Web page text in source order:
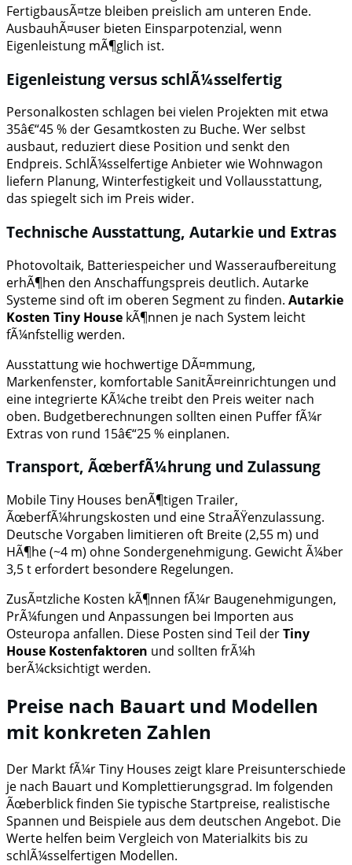
FertigbausÃ¤tze bleiben preislich am unteren Ende.
AusbauhÃ¤user bieten Einsparpotenzial, wenn
Eigenleistung mÃ¶glich ist.
Eigenleistung versus schlÃ¼sselfertig
Personalkosten schlagen bei vielen Projekten mit etwa
35â€“45 % der Gesamtkosten zu Buche. Wer selbst
ausbaut, reduziert diese Position und senkt den
Endpreis. SchlÃ¼sselfertige Anbieter wie Wohnwagon
liefern Planung, Winterfestigkeit und Vollausstattung,
das spiegelt sich im Preis wider.
Technische Ausstattung, Autarkie und Extras
Photovoltaik, Batteriespeicher und Wasseraufbereitung
erhÃ¶hen den Anschaffungspreis deutlich. Autarke
Systeme sind oft im oberen Segment zu finden. Autarkie
Kosten Tiny House kÃ¶nnen je nach System leicht
fÃ¼nfstellig werden.
Ausstattung wie hochwertige DÃ¤mmung,
Markenfenster, komfortable SanitÃ¤reinrichtungen und
eine integrierte KÃ¼che treibt den Preis weiter nach
oben. Budgetberechnungen sollten einen Puffer fÃ¼r
Extras von rund 15â€“25 % einplanen.
Transport, ÃœberfÃ¼hrung und Zulassung
Mobile Tiny Houses benÃ¶tigen Trailer,
ÃœberfÃ¼hrungskosten und eine StraÃŸenzulassung.
Deutsche Vorgaben limitieren oft Breite (2,55 m) und
HÃ¶he (~4 m) ohne Sondergenehmigung. Gewicht Ã¼ber
3,5 t erfordert besondere Regelungen.
ZusÃ¤tzliche Kosten kÃ¶nnen fÃ¼r Baugenehmigungen,
PrÃ¼fungen und Anpassungen bei Importen aus
Osteuropa anfallen. Diese Posten sind Teil derTiny
House Kostenfaktoren und sollten frÃ¼h
berÃ¼cksichtigt werden.
Preise nach Bauart und Modellen
mit konkreten Zahlen
Der Markt fÃ¼r Tiny Houses zeigt klare Preisunterschiede
je nach Bauart und Komplettierungsgrad. Im folgenden
Ãœberblick finden Sie typische Startpreise, realistische
Spannen und Beispiele aus dem deutschen Angebot. Die
Werte helfen beim Vergleich von Materialkits bis zu
schlÃ¼sselfertigen Modellen.